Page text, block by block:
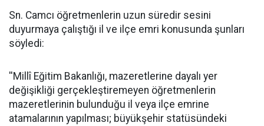
Sn. Camcı öğretmenlerin uzun süredir sesini
duyurmaya çalıştığı il ve ilçe emri konusunda şunları
söyledi:
''Millî Eğitim Bakanlığı, mazeretlerine dayalı yer
değişikliği gerçekleştiremeyen öğretmenlerin
mazeretlerinin bulunduğu il veya ilçe emrine
atamalarının yapılması; büyükşehir statüsündeki